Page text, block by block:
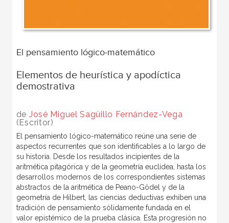
El pensamiento lógico-matemático
Elementos de heurística y apodíctica
demostrativa
de José Miguel Sagüillo Fernández-Vega
(Escritor)
El pensamiento lógico-matemático reúne una serie de
aspectos recurrentes que son identificables a lo largo de
su historia. Desde los resultados incipientes de la
aritmética pitagórica y de la geometría euclídea, hasta los
desarrollos modernos de los correspondientes sistemas
abstractos de la aritmética de Peano-Gödel y de la
geometría de Hilbert, las ciencias deductivas exhiben una
tradición de pensamiento sólidamente fundada en el
valor epistémico de la prueba clásica. Esta progresión no